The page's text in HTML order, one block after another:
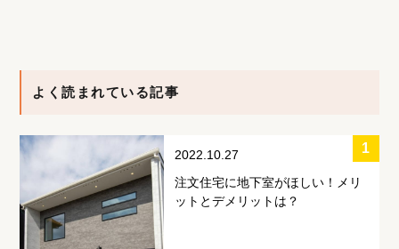
よく読まれている記事
2022.10.27
注文住宅に地下室がほしい！メリ
ットとデメリットは？